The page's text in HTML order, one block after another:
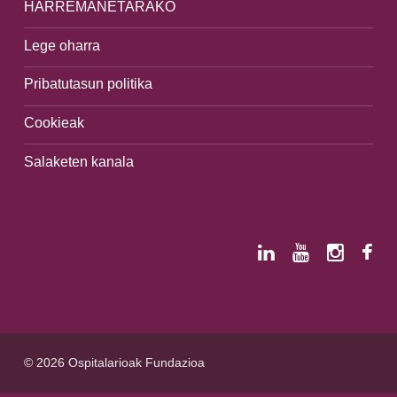
HARREMANETARAKO
Lege oharra
Pribatutasun politika
Cookieak
Salaketen kanala
© 2026 Ospitalarioak Fundazioa